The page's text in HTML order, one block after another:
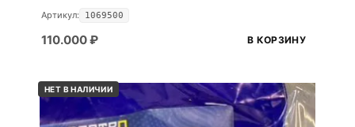
Артикул: 1069500
110.000₽ В КОРЗИНУ
НЕТ В НАЛИЧИИ